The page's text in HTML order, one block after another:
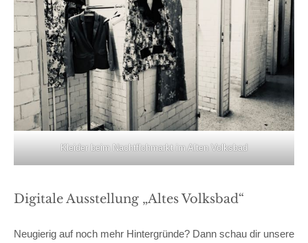
Kleider beim Nachtflohmarkt im Alten Volksbad
Digitale Ausstellung „Altes Volksbad“
Neugierig auf noch mehr Hintergründe? Dann schau dir unsere